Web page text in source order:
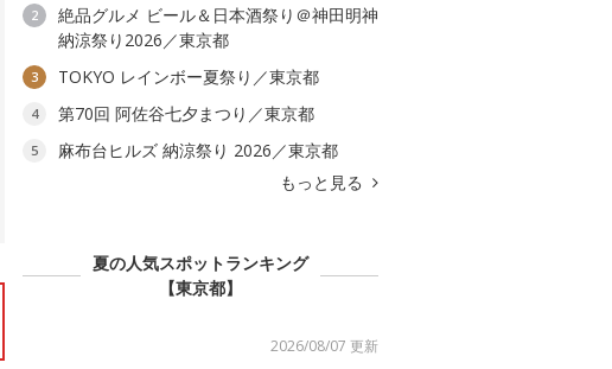
2
絶品グルメ ビール＆日本酒祭り＠神田明神
納涼祭り2026／東京都
3 TOKYO レインボー夏祭り／東京都
4 第70回 阿佐谷七夕まつり／東京都
5
麻布台ヒルズ 納涼祭り 2026／東京都
もっと見る
夏の人気スポットランキング
【東京都】
2026/08/07 更新